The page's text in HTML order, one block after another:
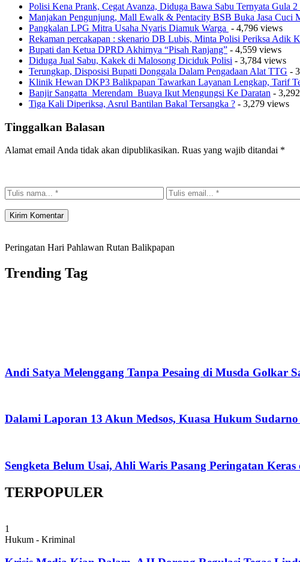
Polisi Kena Prank, Cegat Avanza, Diduga Bawa Sabu Ternyata Gula
Manjakan Pengunjung, Mall Ewalk & Pentacity BSB Buka Jasa Cuci
Pangkalan LPG Mitra Usaha Nyaris Diamuk Warga - 4,796 views
Rekaman percakapan : skenario DB Lubis, Minta Polisi Periksa Adik
Bupati dan Ketua DPRD Akhirnya “Pisah Ranjang” - 4,559 views
Diduga Jual Sabu, Kakek di Malosong Diciduk Polisi - 3,784 views
Terungkap, Disposisi Bupati Donggala Dalam Pengadaan Alat TTG -
Klinik Hewan DKP3 Balikpapan Tawarkan Layanan Lengkap, Tarif
Banjir Sangatta Merendam Buaya Ikut Mengungsi Ke Daratan -
Tiga Kali Diperiksa, Asrul Bantilan Bakal Tersangka ? - 3,279 views
Tinggalkan Balasan
Alamat email Anda tidak akan dipublikasikan. Ruas yang wajib ditandai *
Peringatan Hari Pahlawan Rutan Balikpapan
Trending Tag
Andi Satya Melenggang Tanpa Pesaing di Musda Golkar
Dalami Laporan 13 Akun Medsos, Kuasa Hukum
Sengketa Belum Usai, Ahli Waris Pasang Peringatan
TERPOPULER
1
Hukum - Kriminal